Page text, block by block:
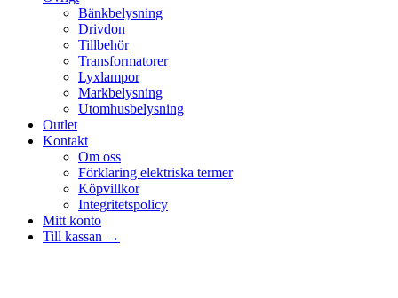
Bänkbelysning
Drivdon
Tillbehör
Transformatorer
Lyxlampor
Markbelysning
Utomhusbelysning
Outlet
Kontakt
Om oss
Förklaring elektriska termer
Köpvillkor
Integritetspolicy
Mitt konto
Till kassan →